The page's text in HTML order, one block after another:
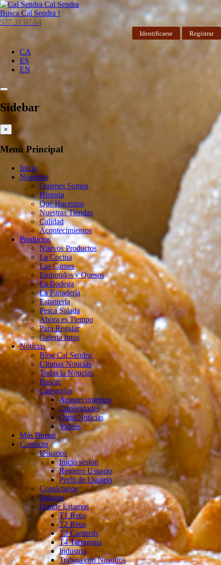
Cal Sendra
Busca Cal Sendra !
977 31 07 64
Identificarse Registrar
CA
ES
EN
Sidebar
×
Menú Principal
Inicio
Nosotros
Quienes Somos
Historia
Qué Hacemos
Nuestras Tiendas
Calidad
Acontecimientos
Productos
Nuevos Productos
La Cocina
Las Carnes
Embutidos y Quesos
La Bodega
La Panadería
Estantería
Pesca Salada
Ahora es Tiempo
Para Regalar
Galeria fotos
Noticias
Blog Cal Sendra
Últimas Noticias
Todas la Noticias
Buscar
Categorías
Acontecimientos
Curiosidades
Otras Noticias
Videos
Más Bueno
Contacto
Usuarios
Inicio sesión
Registro Usuario
Perfil de Usuario
Contáctanos
Enlaces
Donde Estamos
T1 Reus
T2 Reus
T3 Cambrils
T4 Tarragona
Industria
Trabaja con Nosotros